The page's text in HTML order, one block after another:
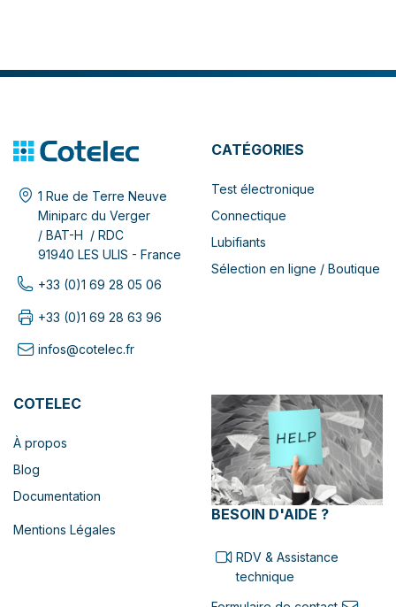
1 Rue de Terre Neuve
Miniparc du Verger
/ BAT-H / RDC
91940 LES ULIS - France
+33 (0)1 69 28 05 06
+33 (0)1 69 28 63 96
infos@cotelec.fr
CATÉGORIES
Test électronique
Connectique
Lubifiants
Sélection en ligne / Boutique
COTELEC
À propos
Blog
Documentation
Mentions Légales
BESOIN D'AIDE ?
RDV & Assistance
technique